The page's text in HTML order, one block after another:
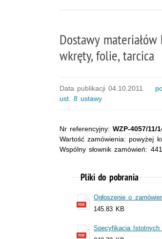
Dostawy materiałów
wkręty, folie, tarcica
Data publikacji 04.10.2011
ust. 8 ustawy
Nr referencyjny:WZP-4057/11/
Wartość zamówienia: powyżej
Wspólny słownik zamówień:
Pliki do pobrania
Ogłoszenie o
145.83 KB
Specyfikacja Istotnych